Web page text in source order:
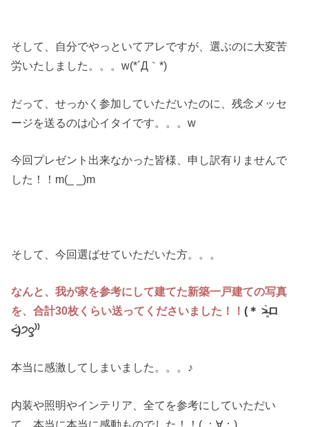
そして、自分でやっといてアレですが、選ぶのに大変苦
労いたしました。。。w(*´Д｀*)
だって、せっかく参加していただいたのに、残念メッセ
ージを送るのは心イタイです。。。w
今回プレゼント出来なかった皆様、申し訳有りませんで
した！！m(_ _)m
そして、今回選ばせていただいた方。。。
なんと、我が家を参考にして建てた新築一戸建ての写真
を、合計30枚くらい送ってくださいました！！(＊ ˃̶͈̀ロ
˂̶͈́)੭ꠥ⁾⁾
本当に感激してしまいました。。。♪
内装や照明やインテリア、全てを参考にしていただい
て、本当に本当に感動ものでした！！( ；∀；)